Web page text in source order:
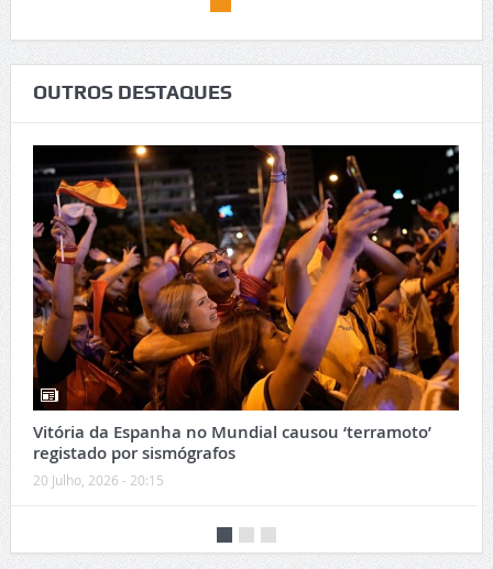
OUTROS DESTAQUES
Vitória da Espanha no Mundial causou ‘terramoto’
registado por sismógrafos
20 Julho, 2026 - 20:15